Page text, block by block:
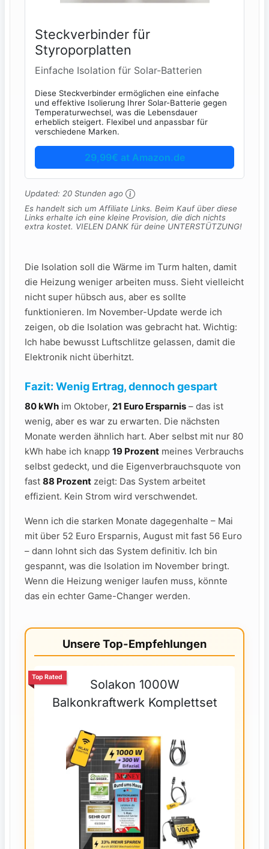
Steckverbinder für
Styroporplatten
Einfache Isolation für Solar-Batterien
Diese Steckverbinder ermöglichen eine einfache
und effektive Isolierung Ihrer Solar-Batterie gegen
Temperaturwechsel, was die Lebensdauer
erheblich steigert. Flexibel und anpassbar für
verschiedene Marken.
29,99€ at Amazon.de
Updated: 20 Stunden ago
Es handelt sich um Affiliate Links. Beim Kauf über diese
Links erhalte ich eine kleine Provision, die dich nichts
extra kostet. VIELEN DANK für deine UNTERSTÜTZUNG!
Die Isolation soll die Wärme im Turm halten, damit
die Heizung weniger arbeiten muss. Sieht vielleicht
nicht super hübsch aus, aber es sollte
funktionieren. Im November-Update werde ich
zeigen, ob die Isolation was gebracht hat. Wichtig:
Ich habe bewusst Luftschlitze gelassen, damit die
Elektronik nicht überhitzt.
Fazit: Wenig Ertrag, dennoch gespart
80 kWh im Oktober, 21 Euro Ersparnis – das ist
wenig, aber es war zu erwarten. Die nächsten
Monate werden ähnlich hart. Aber selbst mit nur 80
kWh habe ich knapp 19 Prozent meines Verbrauchs
selbst gedeckt, und die Eigenverbrauchsquote von
fast 88 Prozent zeigt: Das System arbeitet
effizient. Kein Strom wird verschwendet.
Wenn ich die starken Monate dagegenhalte – Mai
mit über 52 Euro Ersparnis, August mit fast 56 Euro
– dann lohnt sich das System definitiv. Ich bin
gespannt, was die Isolation im November bringt.
Wenn die Heizung weniger laufen muss, könnte
das ein echter Game-Changer werden.
Unsere Top-Empfehlungen
Solakon 1000W
Balkonkraftwerk Komplettset
Top Rated